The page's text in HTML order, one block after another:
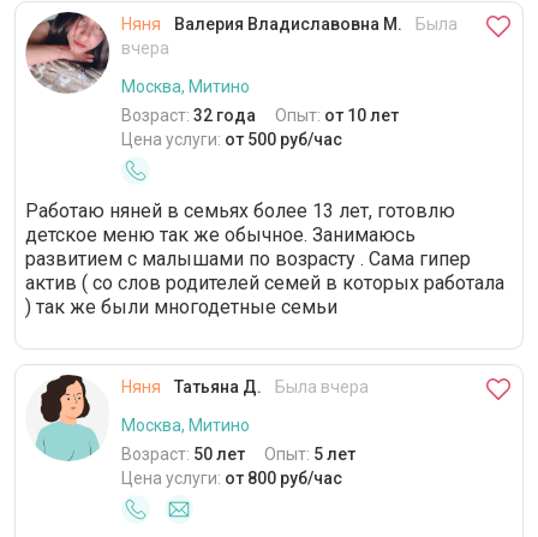
Няня Валерия Владиславовна М.
Была
вчера
Москва, Митино
Возраст: 32 года Опыт: от 10 лет
Цена услуги: от 500 руб/час
Работаю няней в семьях более 13 лет, готовлю
детское меню так же обычное. Занимаюсь
развитием с малышами по возрасту . Сама гипер
актив ( со слов родителей семей в которых работала
) так же были многодетные семьи
Няня Татьяна Д.
Была вчера
Москва, Митино
Возраст: 50 лет Опыт: 5 лет
Цена услуги: от 800 руб/час